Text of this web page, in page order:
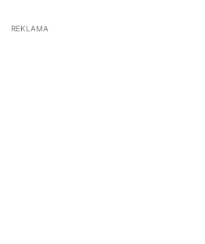
REKLAMA